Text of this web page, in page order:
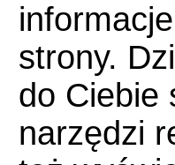
strony.
do Ciebie
narzędzi